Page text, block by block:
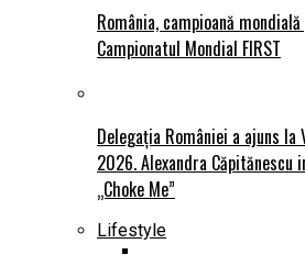
România, campioană
Campionatul Mondial FIRST
Delegația României a ajuns la
2026. Alexandra
„Choke Me”
Lifestyle